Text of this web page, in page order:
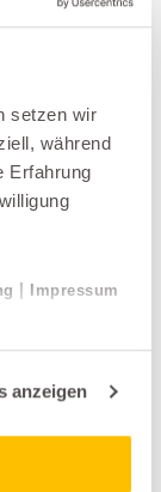
setzen wir
während
Erfahrung
| Impressum
anzeigen